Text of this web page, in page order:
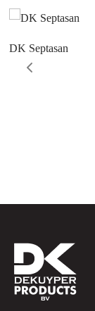
DK Septasan